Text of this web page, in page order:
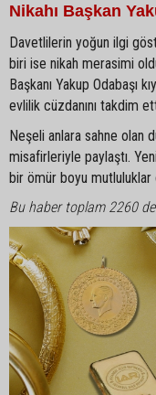
Nikahı Başkan
Davetlilerin yoğun ilgi
biri ise nikah merasimi
Başkanı Yakup Odabaşı
evlilik cüzdanını takdim
Neşeli anlara sahne olan
misafirleriyle paylaştı.
bir ömür boyu
Bu haber toplam 2260